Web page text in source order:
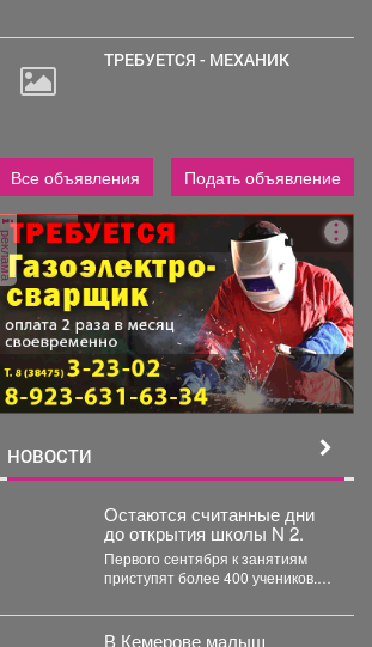
ТРЕБУЕТСЯ - МЕХАНИК
Все объявления Подать объявление
реклама
НОВОСТИ
Остаются считанные дни
до открытия школы N 2.
Первого сентября к занятиям
приступят более 400 учеников.
убедиться, что мы...
В Кемерове малыш